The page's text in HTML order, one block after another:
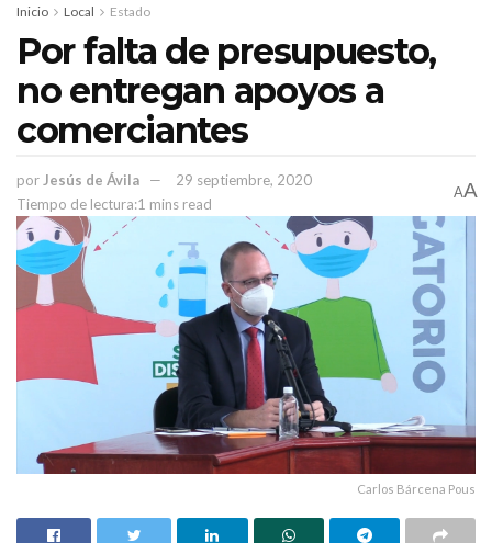
Secretaría de la Función Pública Zacatecas
Inicio Local Estado
Por falta de presupuesto,
no entregan apoyos a
comerciantes
por Jesús de Ávila
29 septiembre, 2020
Tiempo de lectura:1 mins read
AA
Carlos Bárcena Pous